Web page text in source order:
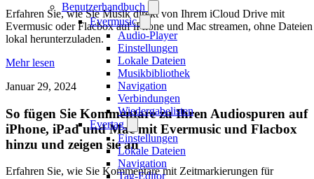
Benutzerhandbuch
Evermusic
Audio-Player
Einstellungen
Lokale Dateien
Musikbibliothek
Navigation
Verbindungen
Wiedergabelisten
Evertag
Einstellungen
Lokale Dateien
Navigation
Tag-Editor
Erfahren Sie, wie Sie Musik direkt von Ihrem iCloud Drive mit
Evermusic oder Flacbox auf iPhone und Mac streamen, ohne Dateien
lokal herunterzuladen.
Mehr lesen
Januar 29, 2024
So fügen Sie Kommentare zu Ihren Audiospuren auf
iPhone, iPad und Mac mit Evermusic und Flacbox
hinzu und zeigen sie an
Erfahren Sie, wie Sie Kommentare mit Zeitmarkierungen für